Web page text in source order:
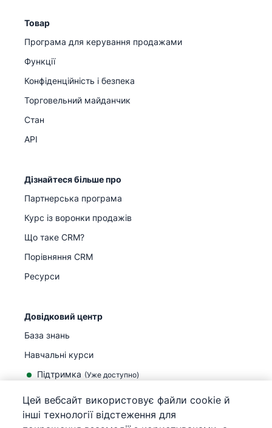
Товар
Програма для керування продажами
Функції
Конфіденційність і безпека
Торговельний майданчик
Стан
API
Дізнайтеся більше про
Партнерська програма
Курс із воронки продажів
Що таке CRM?
Порівняння CRM
Ресурси
Довідковий центр
База знань
Навчальні курси
Підтримка (Уже доступно)
Цей вебсайт використовує файли cookie й
інші технології відстеження для